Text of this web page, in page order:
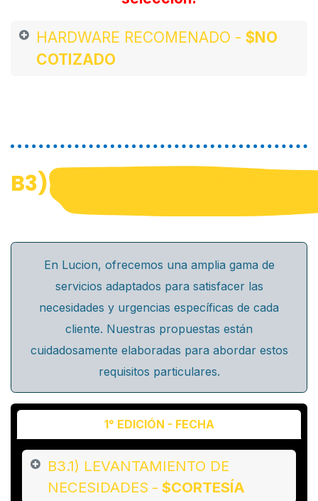
HARDWARE RECOMENADO - $NO
COTIZADO
B3)
En Lucion, ofrecemos una amplia gama de
servicios adaptados para satisfacer las
necesidades y urgencias específicas de cada
cliente. Nuestras propuestas están
cuidadosamente elaboradas para abordar estos
requisitos particulares.
1° EDICIÓN - FECHA
B3.1) LEVANTAMIENTO DE
NECESIDADES - $CORTESÍA